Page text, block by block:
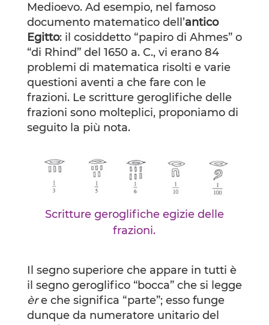
Medioevo. Ad esempio, nel famoso
documento matematico dell’antico
Egitto: il cosiddetto “papiro di Ahmes” o
“di Rhind” del 1650 a. C., vi erano 84
problemi di matematica risolti e varie
questioni aventi a che fare con le
frazioni. Le scritture geroglifiche delle
frazioni sono molteplici, proponiamo di
seguito la più nota.
Scritture geroglifiche egizie delle
frazioni.
Il segno superiore che appare in tutti è
il segno geroglifico “bocca” che si legge
ère che significa “parte”; esso funge
dunque da numeratore unitario del